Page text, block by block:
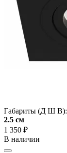
Габариты (Д Ш В):
2.5 cм
1 350 ₽
В наличии